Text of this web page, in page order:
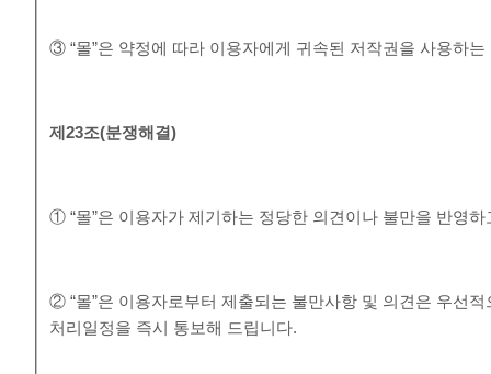
③ “몰”은 약정에 따라 이용자에게 귀속된 저작권을 사용하
제23조(분쟁해결)
① “몰”은 이용자가 제기하는 정당한 의견이나 불만을 반영
② “몰”은 이용자로부터 제출되는 불만사항 및 의견은 우선
처리일정을 즉시 통보해 드립니다.